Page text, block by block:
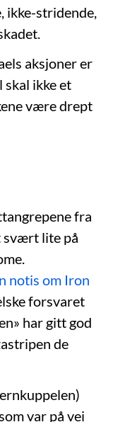
ikke-stridende,
aksjoner er
ikke et
være drept
fra
svært lite på
notis om Iron
forsvaret
har gitt god
de
var på vei